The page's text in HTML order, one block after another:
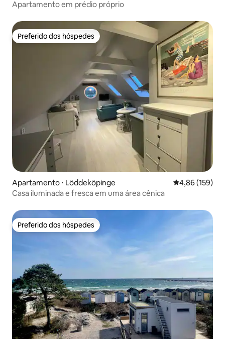
Apartamento em prédio próprio
Preferido dos hóspedes
Preferido dos hóspedes
Apartamento ⋅ Löddeköpinge 4,86 de uma
4,86 (159)
Casa iluminada e fresca em uma área cênica
Preferido dos hóspedes
Preferido dos hóspedes